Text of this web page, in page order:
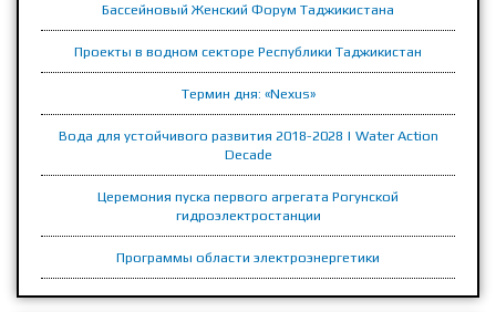
Бассейновый Женский Форум Таджикистана
Проекты в водном секторе Республики Таджикистан
Термин дня: «Nexus»
Вода для устойчивого развития 2018-2028 | Water Action
Decade
Церемония пуска первого агрегата Рогунской
гидроэлектростанции
Программы области электроэнергетики